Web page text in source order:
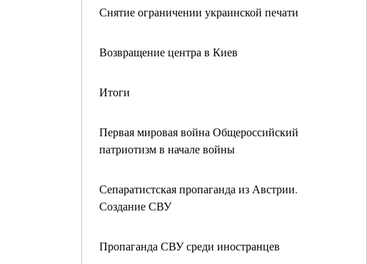
Снятие ограничении украинской печати
Возвращение центра в Киев
Итоги
Первая мировая война Общероссийский
патриотизм в начале войны
Сепаратистская пропаганда из Австрии.
Создание СВУ
Пропаганда СВУ среди иностранцев